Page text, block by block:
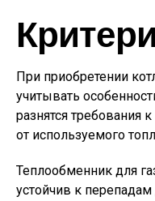
При приобретении
учитывать
разнятся требования
от используемого
Теплообменник для
устойчив к